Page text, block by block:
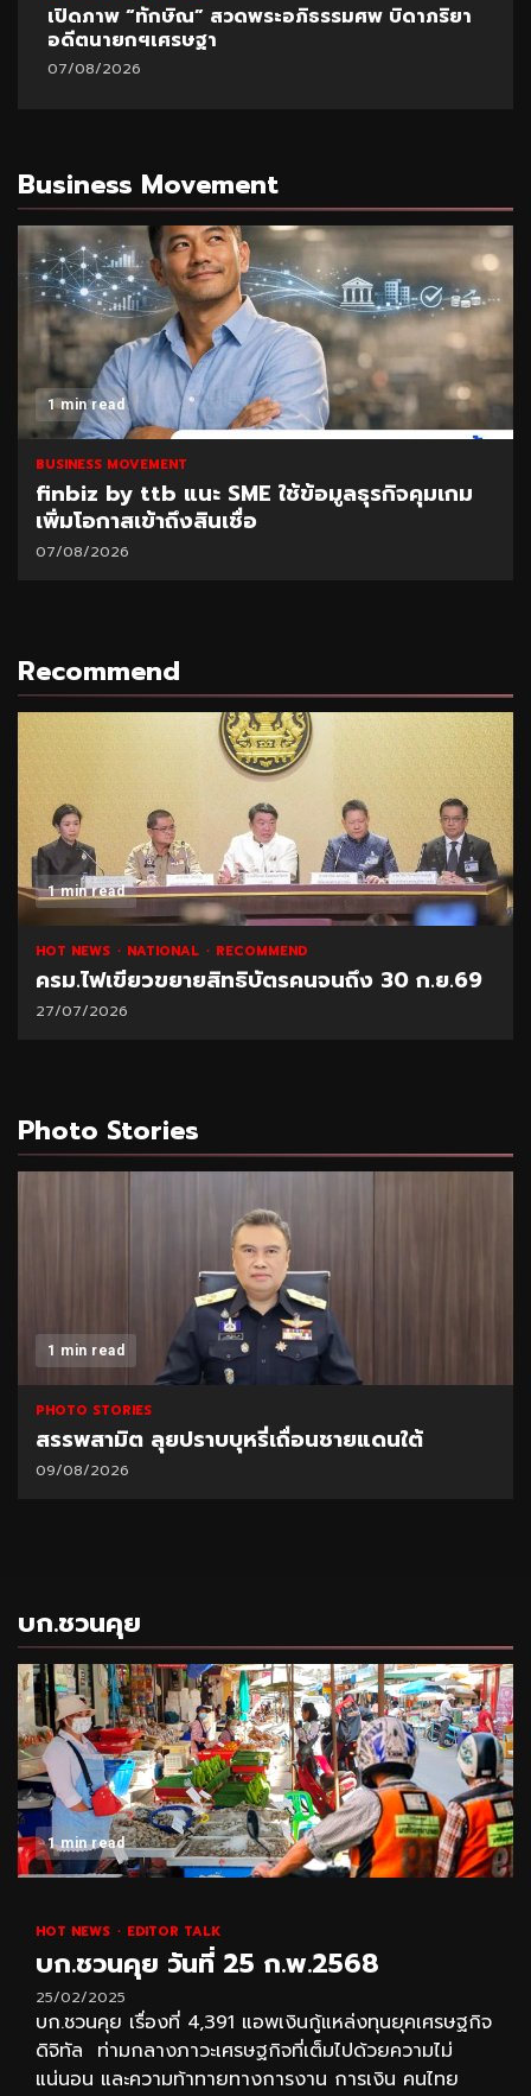
เปิดภาพ “ทักษิณ” สวดพระอภิธรรมศพ บิดาภริยา
อดีตนายกฯเศรษฐา
07/08/2026
Business Movement
1 min read
BUSINESS MOVEMENT
finbiz by ttb แนะ SME ใช้ข้อมูลธุรกิจคุมเกม
เพิ่มโอกาสเข้าถึงสินเชื่อ
07/08/2026
Recommend
1 min read
HOT NEWS NATIONAL RECOMMEND
ครม.ไฟเขียวขยายสิทธิบัตรคนจนถึง 30 ก.ย.69
27/07/2026
Photo Stories
1 min read
PHOTO STORIES
สรรพสามิต ลุยปราบบุหรี่เถื่อนชายแดนใต้
09/08/2026
บก.ชวนคุย
1 min read
HOT NEWS EDITOR TALK
บก.ชวนคุย วันที่ 25 ก.พ.2568
25/02/2025
บก.ชวนคุย เรื่องที่ 4,391 แอพเงินกู้แหล่งทุนยุคเศรษฐกิจ
ดิจิทัล ท่ามกลางภาวะเศรษฐกิจที่เต็มไปด้วยความไม่
แน่นอน และความท้าทายทางการงาน การเงิน คนไทย